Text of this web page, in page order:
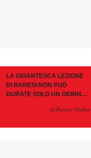
LA GIGANTESCA LEZIONE
DI BARESI NON PUÒ
DURATE SOLO UN GIORNO.
CONTROMOSSEdi Franco Ordine